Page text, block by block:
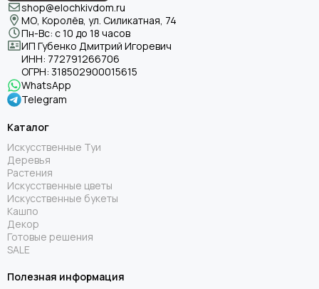
shop@elochkivdom.ru
МО, Королёв, ул. Силикатная, 74
Пн-Вс: с 10 до 18 часов
ИП Губенко Дмитрий Игоревич
ИНН: 772791266706
ОГРН: 318502900015615
WhatsApp
Telegram
Каталог
Искусственные Туи
Деревья
Растения
Искусственные цветы
Искусственные букеты
Кашпо
Декор
Готовые решения
SALE
Полезная информация